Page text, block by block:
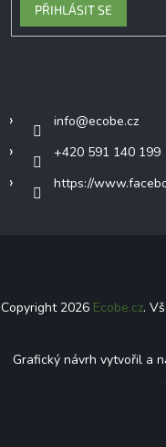
PŘIHLÁSIT SE
info@ecobe.cz
+420 591 140 199
https://
Copyright 2026 Ecobe.cz.
Grafický návrh vytvořil a